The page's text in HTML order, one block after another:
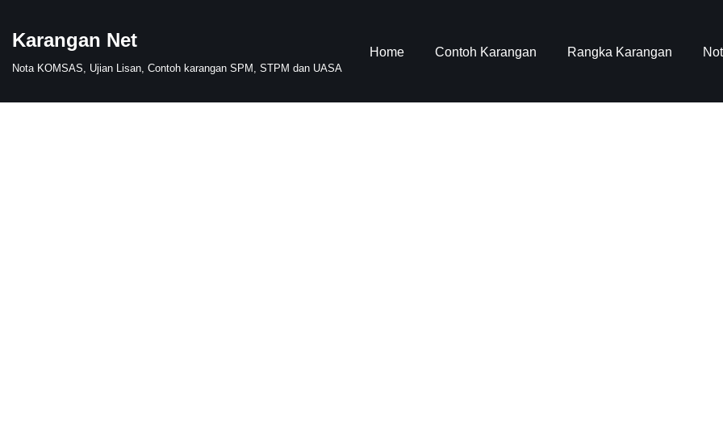
Skip
to
Karangan Net
Nota KOMSAS, Ujian Lisan, Contoh karangan SPM, STPM dan UASA
Home Contoh Karangan Rangka Karangan